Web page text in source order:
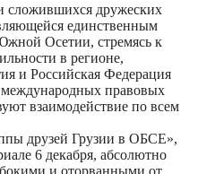
сложившихся дружеских
единственным
Осетии, стремясь к
в регионе,
и Российская Федерация
международных правовых
взаимодействие по всем
друзей Грузии в ОБСЕ»,
6 декабря, абсолютно
и оторванными от